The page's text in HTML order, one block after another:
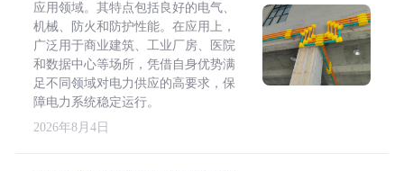
应用领域。其特点包括良好的电气、
机械、防火和防护性能。在应用上，
广泛用于商业建筑、工业厂房、医院
和数据中心等场所，凭借自身优势满
足不同领域对电力供应的高要求，保
障电力系统稳定运行。
2026年8月4日